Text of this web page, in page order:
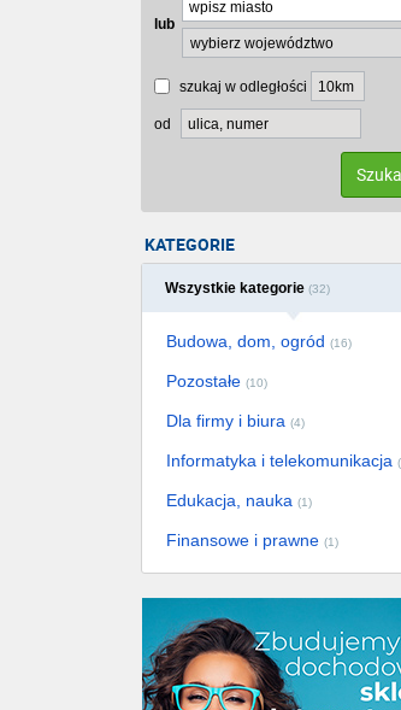
lub
szukaj w odległości
od
KATEGORIE
Wszystkie kategorie (32)
Budowa, dom, ogród (16)
Pozostałe (10)
Dla firmy i biura (4)
Informatyka i telekomunikacja
Edukacja, nauka (1)
Finansowe i prawne (1)